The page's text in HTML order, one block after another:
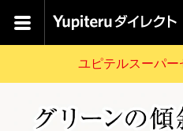
カテゴリで
キャン
ペーン
関
サー
製品登録や最
開催中のキ
お買い
各種ご利用
ドライブレコーダーを比較
ログイ
【水曜市】全品
ユピテルスーパー